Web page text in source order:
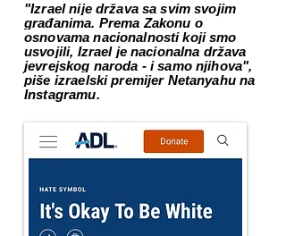
"Izrael nije država sa svim svojim
građanima. Prema Zakonu o
osnovama nacionalnosti koji smo
usvojili, Izrael je nacionalna država
jevrejskog naroda - i samo njihova",
piše izraelski premijer Netanyahu na
Instagramu.